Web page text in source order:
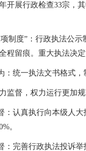
开展行政检查33宗，
制度” ：行政执法公
程留痕。重大执法决
：统一执法文书格式
督，权力运行更加
：认真执行向本级人
。
：完善行政执法投诉